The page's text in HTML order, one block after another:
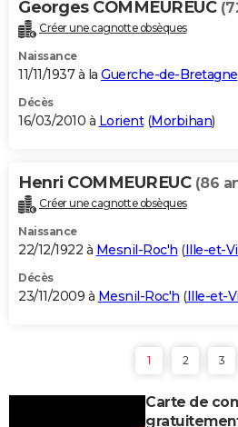
Georges COMMEUREUC
Créer une cagnotte obsèques
Naissance
11/11/1937 à la Guerche-de-Bretagne
Décès
16/03/2010 à Lorient(Morbihan)
Henri COMMEUREUC (86
Créer une cagnotte obsèques
Naissance
22/12/1922 à Mesnil-Roc'h (Ille-et-
Décès
23/11/2009 à Mesnil-Roc'h (Ille-et-
1 2 3
Carte de